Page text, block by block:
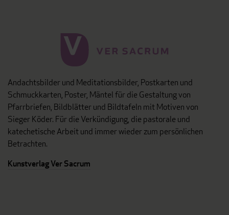
Andachtsbilder und Meditationsbilder, Postkarten und
Schmuckkarten, Poster, Mäntel für die Gestaltung von
Pfarrbriefen, Bildblätter und Bildtafeln mit Motiven von
Sieger Köder. Für die Verkündigung, die pastorale und
katechetische Arbeit und immer wieder zum persönlichen
Betrachten.
Kunstverlag Ver Sacrum